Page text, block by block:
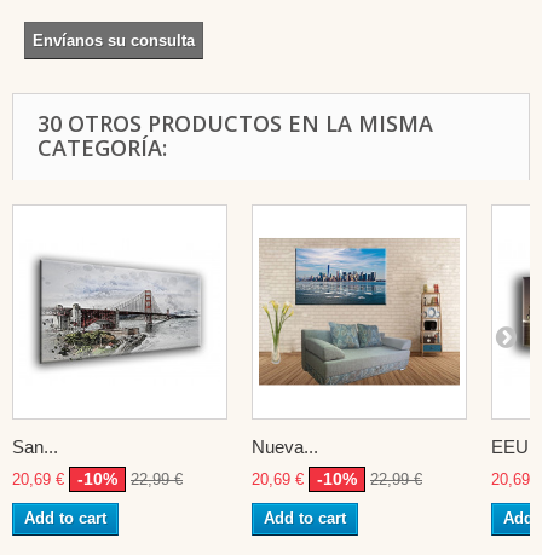
Envíanos su consulta
30 OTROS PRODUCTOS EN LA MISMA
CATEGORÍA:
San...
20,69 € -10% 22,99 €
Add to cart
Nueva...
20,69 € -10% 22,99 €
Add to cart
20,69 €
Add